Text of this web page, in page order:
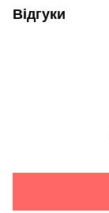
Відгуки